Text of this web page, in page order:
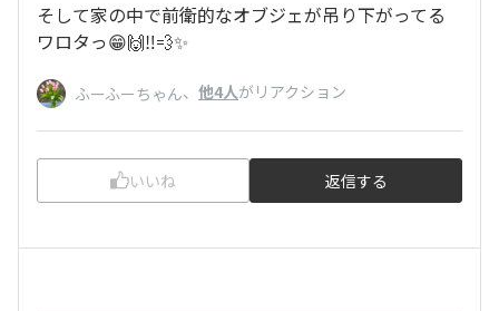
そして家の中で前衛的なオブジェが吊り下がってる
ワロタっ😁🙌‼️💨✨
ふーふーちゃん、 他4人がリアクション
いいね 返信する